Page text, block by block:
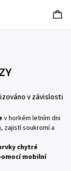
v závislosti
v horkém letním dni
zajistí soukromí a
chytré
mobilní